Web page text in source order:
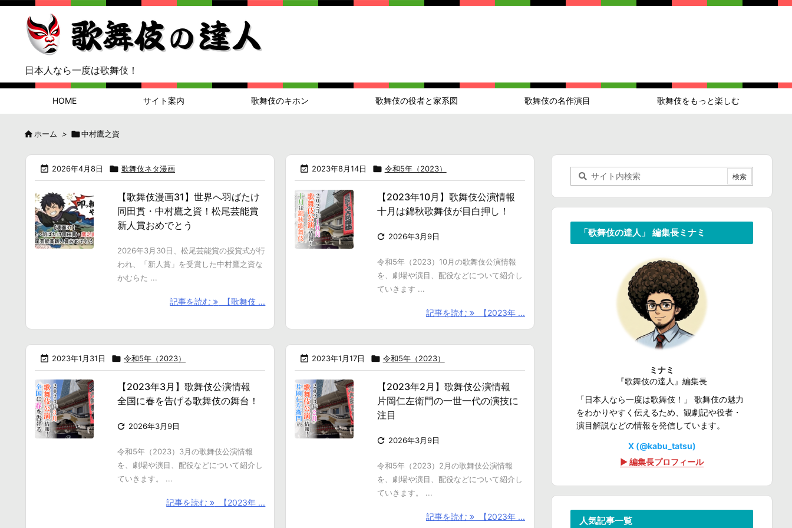
日本人なら一度は歌舞伎！
HOME サイト案内 歌舞伎のキホン 歌舞伎の役者と家系図 歌舞伎の名作演目 歌舞伎をもっと楽しむ
 ホーム > 中村鷹之資
 2026年4月8日  歌舞伎ネタ漫画
【歌舞伎漫画31】世界へ羽ばたけ
同田貫・中村鷹之資！松尾芸能賞
新人賞おめでとう
2026年3月30日、松尾芸能賞の授賞式が行
われ、「新人賞」を受賞した中村鷹之資な
かむらた ...
記事を読む 【歌舞伎 ...
 2023年8月14日  令和5年（2023）
【2023年10月】歌舞伎公演情報
十月は錦秋歌舞伎が目白押し！
 2026年3月9日
令和5年（2023）10月の歌舞伎公演情報
を、劇場や演目、配役などについて紹介し
ていきます ...
記事を読む 【2023年 ...
 2023年1月31日  令和5年（2023）
【2023年3月】歌舞伎公演情報
全国に春を告げる歌舞伎の舞台！
 2026年3月9日
令和5年（2023）3月の歌舞伎公演情報
を、劇場や演目、配役などについて紹介し
ていきます。 ...
記事を読む 【2023年 ...
 2023年1月17日  令和5年（2023）
【2023年2月】歌舞伎公演情報
片岡仁左衛門の一世一代の演技に
注目
 2026年3月9日
令和5年（2023）2月の歌舞伎公演情報
を、劇場や演目、配役などについて紹介し
ていきます。 ...
記事を読む 【2023年 ...
「歌舞伎の達人」 編集長ミナミ
ミナミ
『歌舞伎の達人』編集長
「日本人なら一度は歌舞伎！」 歌舞伎の魅力
をわかりやすく伝えるため、観劇記や役者・
演目解説などの情報を発信しています。
X (@kabu_tatsu)
▶ 編集長プロフィール
人気記事一覧